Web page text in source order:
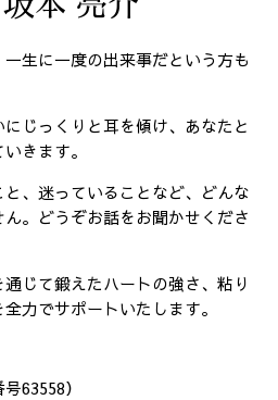
生に一度の出来事だという方も
じっくりと耳を傾け、あなたと
きます。
、迷っていることなど、どんな
。どうぞお話をお聞かせくださ
じて鍛えたハートの強さ、粘り
力でサポートいたします。
63558）